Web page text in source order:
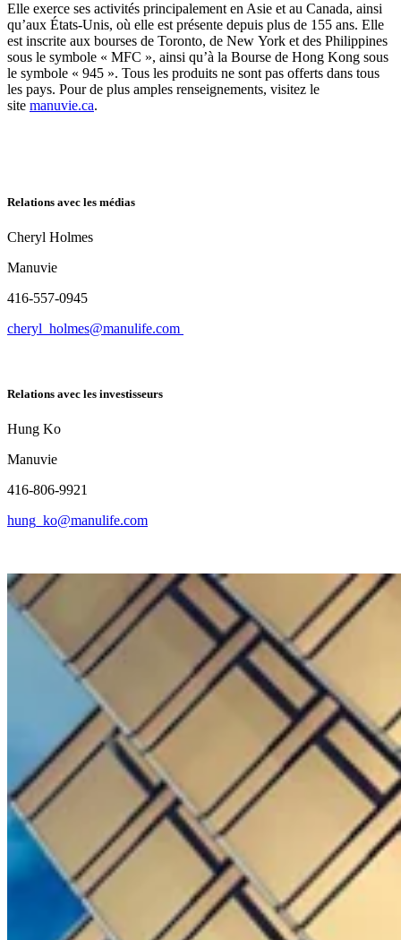
Elle exerce ses activités principalement en Asie et au Canada, ainsi
qu’aux États-Unis, où elle est présente depuis plus de 155 ans. Elle
est inscrite aux bourses de Toronto, de New York et des Philippines
sous le symbole « MFC », ainsi qu’à la Bourse de Hong Kong sous
le symbole « 945 ». Tous les produits ne sont pas offerts dans tous
les pays. Pour de plus amples renseignements, visitez le
site manuvie.ca.
Relations avec les médias
Cheryl Holmes
Manuvie
416-557-0945
cheryl_holmes@manulife.com
Relations avec les investisseurs
Hung Ko
Manuvie
416-806-9921
hung_ko@manulife.com